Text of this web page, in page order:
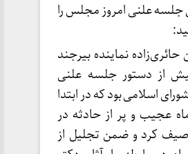
علنی امروز مجلس را
نماینده بیرجند
از دستور جلسه علنی
اسلامی بود که در ابتدا
عجیب و پر از حادثه در
کرد و ضمن تجلیل از